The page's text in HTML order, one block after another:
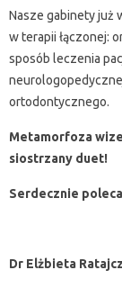
Nasze gabinety już
w terapii łączonej:
sposób leczenia
ortodontycznego.
Metamorfoza
siostrzany duet!
Serdecznie
Dr Elżbieta